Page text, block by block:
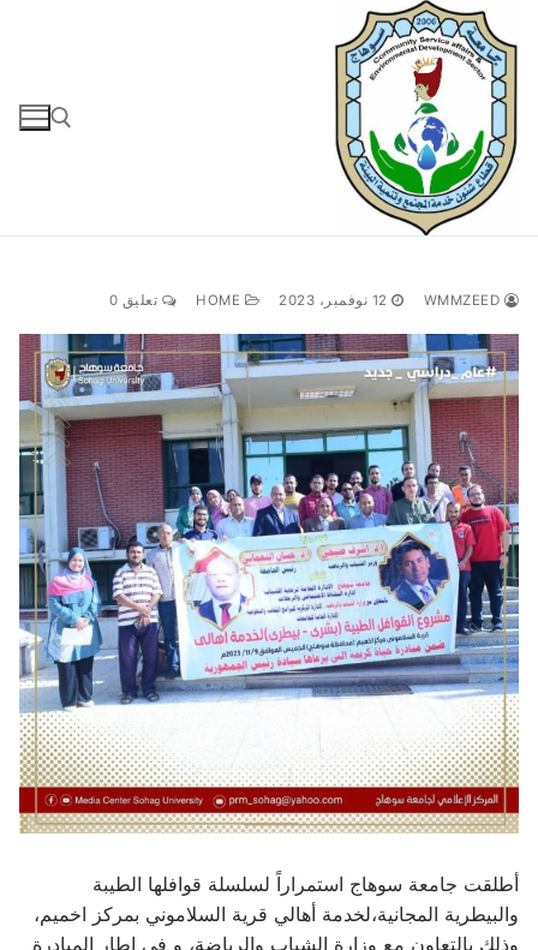
التجاوز
إلى
المحتوى
12 نوفمبر، 2023 تعليق 0
أطلقت جامعة سوهاج استمراراً لسلسلة قوافلها الطيبة
والبيطرية المجانية،لخدمة أهالي قرية السلاموني بمركز اخميم،
وذلك بالتعاون مع وزارة الشباب والرياضة، و في إطار المبادرة